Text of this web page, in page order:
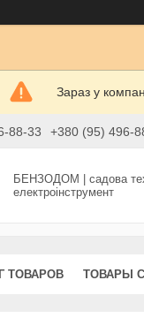
Зараз у
88-33 +380 (95) 496-
БЕНЗОДОМ | садова
електроінструмент
ТОВАРОВ ТОВАРЫ